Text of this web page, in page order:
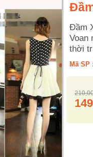
Đầm
Voan
thời
Mã SP